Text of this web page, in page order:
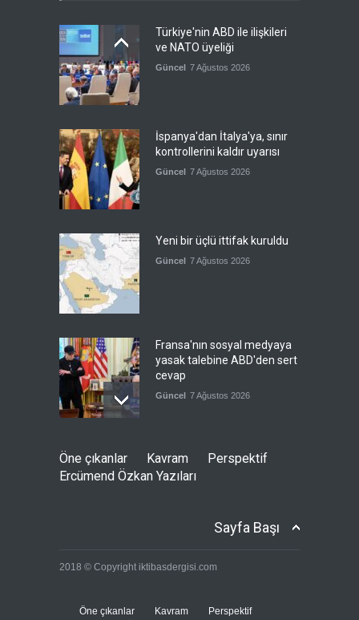
Türkiye'nin ABD ile ilişkileri
ve NATO üyeliği
Güncel 7 Ağustos 2026
İspanya'dan İtalya'ya, sınır
kontrollerini kaldır uyarısı
Güncel 7 Ağustos 2026
Yeni bir üçlü ittifak kuruldu
Güncel 7 Ağustos 2026
Fransa'nın sosyal medyaya
yasak talebine ABD'den sert
cevap
Güncel 7 Ağustos 2026
devrede
medyadan koordine edildi
Öne çıkanlar Kavram
Perspektif
Ercümend Özkan Yazıları
Sayfa Başı
2018 © Copyright iktibasdergisi.com
Öne çıkanlar Kavram Perspektif